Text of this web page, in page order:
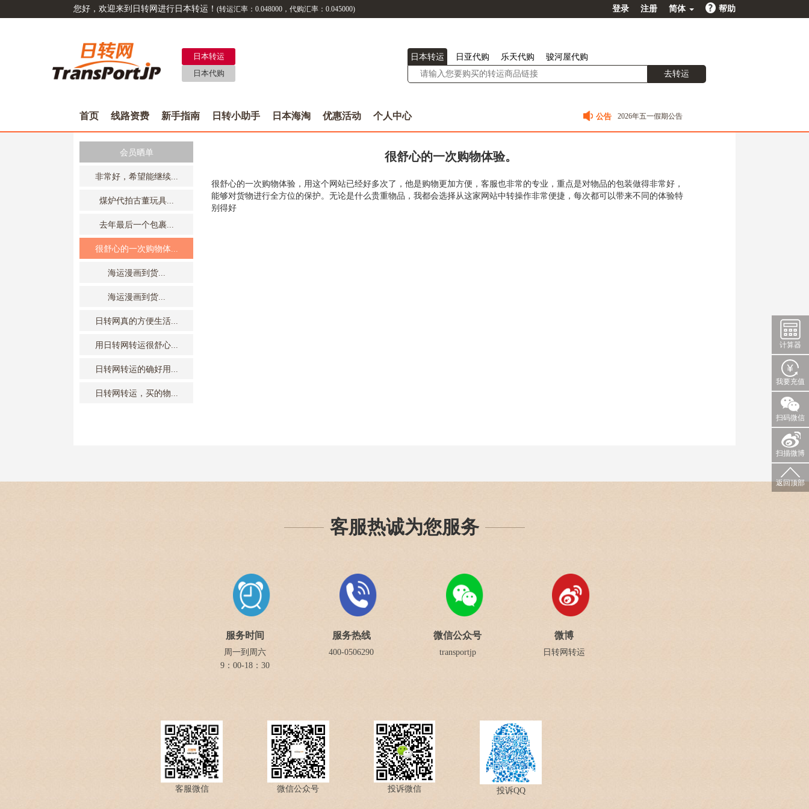
您好，欢迎来到日转网进行日本转运！ (转运汇率： 0.048000 ，代购汇率： 0.045000) 登录 注册 简体 帮助
日本转运
日本代购
日本转运 日亚代购 乐天代购 骏河屋代购
去转运
首页 线路资费 新手指南 日转小助手 日本海淘 优惠活动 个人中心 公告
2025春节值班安排公告
会员晒单
非常好，希望能继续...
煤炉代拍古董玩具...
去年最后一个包裹...
很舒心的一次购物体...
海运漫画到货...
海运漫画到货...
日转网真的方便生活...
用日转网转运很舒心...
日转网转运的确好用...
日转网转运，买的物...
很舒心的一次购物体验。
很舒心的一次购物体验， 用这个网站已经好多次了，他是购物更加方便，客服也非常的专业，重点是对物品的包装做得非常好，
能够对货物进行全方位的保护。无论是什么贵重物品，我都会选择从这家网站中转操作非常便捷，每次都可以带来不同的体验特
别得好
计算器
我要充值
扫码微信
扫描微博
返回顶部
客服热诚为您服务
服务时间
周一到周六
9：00-18：30
服务热线
400-0506290
微信公众号
transportjp
微博
日转网转运
客服微信 微信公众号 投诉微信 投诉QQ